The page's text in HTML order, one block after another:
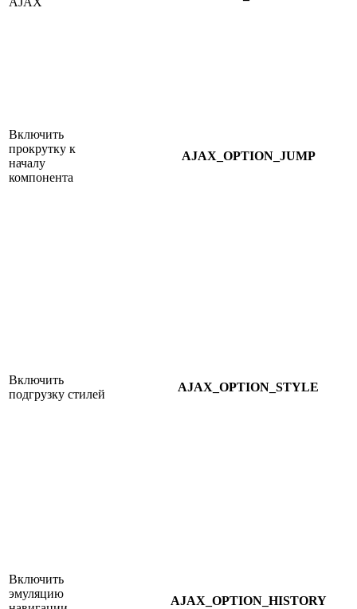
Включить
прокрутку к
началу
компонента
AJAX_OPTION_JUMP
Включить
подгрузку стилей
AJAX_OPTION_STYLE
Включить
эмуляцию
AJAX_OPTION_HISTORY